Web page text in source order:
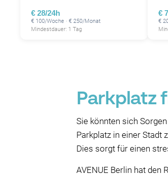
€ 28/24h
€ 100/Woche · € 250/Monat
Mindestdauer: 1 Tag
€
€
Parkplatz
Sie könnten sich
Parkplatz in einer Stadt
Dies sorgt für einen
AVENUE Berlin hat